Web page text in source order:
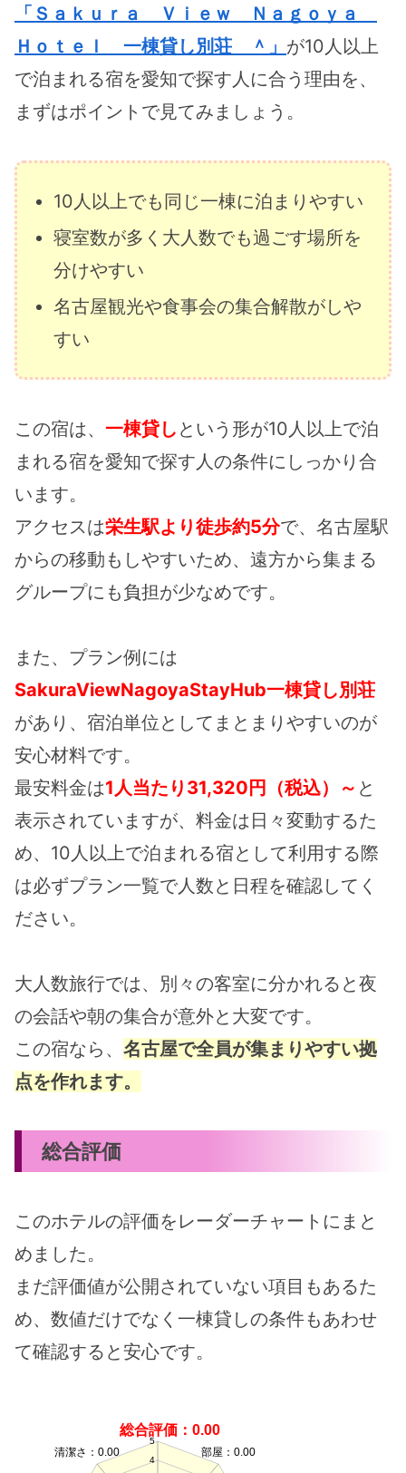
「Ｓａｋｕｒａ Ｖｉｅｗ Ｎａｇｏｙａ
Ｈｏｔｅｌ 一棟貸し別荘 ＾」 が10人以上
で泊まれる宿を愛知で探す人に合う理由を、
まずはポイントで見てみましょう。
10人以上でも同じ一棟に泊まりやすい
寝室数が多く大人数でも過ごす場所を
分けやすい
名古屋観光や食事会の集合解散がしや
すい
この宿は、 一棟貸し という形が10人以上で泊
まれる宿を愛知で探す人の条件にしっかり合
います。
アクセスは栄生駅より徒歩約5分で、名古屋駅
からの移動もしやすいため、遠方から集まる
グループにも負担が少なめです。
また、プラン例には
SakuraViewNagoyaStayHub一棟貸し別荘
があり、宿泊単位としてまとまりやすいのが
安心材料です。
最安料金は1人当たり31,320円（税込）～ と
表示されていますが、料金は日々変動するた
め、10人以上で泊まれる宿として利用する際
は必ずプラン一覧で人数と日程を確認してく
ださい。
大人数旅行では、別々の客室に分かれると夜
の会話や朝の集合が意外と大変です。
この宿なら、 名古屋で全員が集まりやすい拠
点を作れます。
総合評価
このホテルの評価をレーダーチャートにまと
めました。
まだ評価値が公開されていない項目もあるた
め、数値だけでなく一棟貸しの条件もあわせ
て確認すると安心です。
4
5
総合評価：0.00
部屋：0.00
清潔さ：0.00